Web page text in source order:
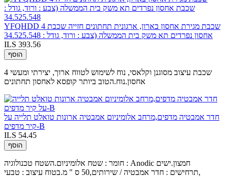
YFQHDD 4 שכבת מגירת אחסון בארון, ארגונית תחתונים חזייה שכבת
אחסון נפרדים תא משק בית הממשלה (צבע : ורוד, גודל : 34.525.548
ILS 393.56
הוסף
4 שכבת עיצוב מסוגנן וקלאסי, נוח לשימוש לטווח ארוך, יצירתי ומעשי
אחסון.נוח.הטוב ביותר קופסא לאחסון תחתונים
חדר אמבטיה מדפים,מרחב אלומיניום אמבטיה ארונות טואלט תלייה על
קיר מדפים-B
ILS 54.45
הוסף
חומר : שטח אלומיניום.השטח טכנולוגיה : Anodic חמצון.ישים
תרחישים : חדר אמבטיה / שירותים,50 ס " מ.בטוח עיצוב : טבעי,